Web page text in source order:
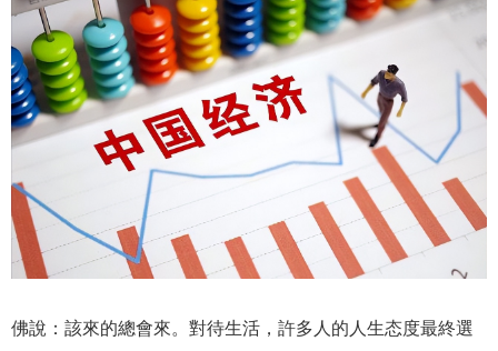
佛說：該來的總會來。對待生活，許多人的人生态度最終選